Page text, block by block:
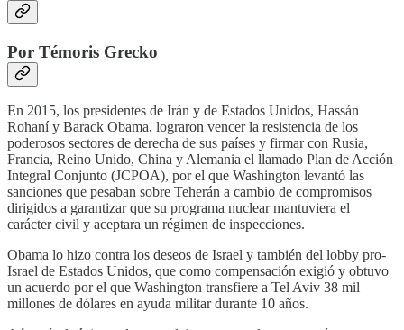
Por Témoris Grecko
En 2015, los presidentes de Irán y de Estados Unidos, Hassán
Rohaní y Barack Obama, lograron vencer la resistencia de los
poderosos sectores de derecha de sus países y firmar con Rusia,
Francia, Reino Unido, China y Alemania el llamado Plan de Acción
Integral Conjunto (JCPOA), por el que Washington levantó las
sanciones que pesaban sobre Teherán a cambio de compromisos
dirigidos a garantizar que su programa nuclear mantuviera el
carácter civil y aceptara un régimen de inspecciones.
Obama lo hizo contra los deseos de Israel y también del lobby pro-
Israel de Estados Unidos, que como compensación exigió y obtuvo
un acuerdo por el que Washington transfiere a Tel Aviv 38 mil
millones de dólares en ayuda militar durante 10 años.